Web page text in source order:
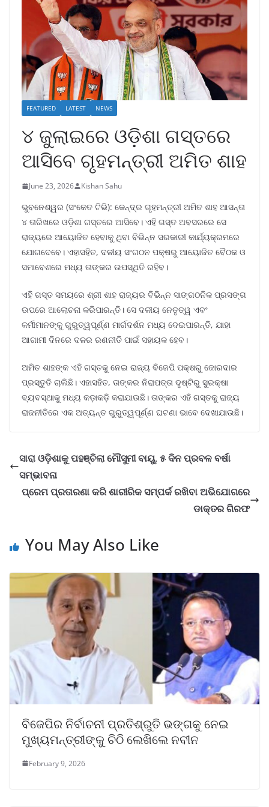
FEATURED LATEST NEWS
୪ ଜୁଲାଇରେ ଓଡ଼ିଶା ଗସ୍ତରେ
ଆସିବେ ଗୃହମନ୍ତ୍ରୀ ଅମିତ ଶାହ
June 23, 2026 Kishan Sahu
ଭୁବନେଶ୍ୱର (ସଂକେତ ଟିଭି): କେନ୍ଦ୍ର ଗୃହମନ୍ତ୍ରୀ ଅମିତ ଶାହ ଆସନ୍ତା
୪ ତାରିଖରେ ଓଡ଼ିଶା ଗସ୍ତରେ ଆସିବେ। ଏହି ଗସ୍ତ ଅବସରରେ ସେ
ରାଜ୍ୟରେ ଆୟୋଜିତ ହେବାକୁ ଥିବା ବିଭିନ୍ନ ସରକାରୀ କାର୍ଯ୍ୟକ୍ରମରେ
ଯୋଗଦେବେ। ଏହାସହିତ, ଦଳୀୟ ସଂଗଠନ ପକ୍ଷରୁ ଆୟୋଜିତ ବୈଠକ ଓ
ସମାବେଶରେ ମଧ୍ୟ ତାଙ୍କର ଉପସ୍ଥିତି ରହିବ।
ଏହି ଗସ୍ତ ସମୟରେ ଶ୍ରୀ ଶାହ ରାଜ୍ୟର ବିଭିନ୍ନ ସାଙ୍ଗଠନିକ ପ୍ରସଙ୍ଗ
ଉପରେ ଆଲୋଚନା କରିପାରନ୍ତି। ସେ ଦଳୀୟ ନେତୃତ୍ୱ ଏବଂ
କର୍ମୀମାନଙ୍କୁ ଗୁରୁତ୍ୱପୂର୍ଣ୍ଣ ମାର୍ଗଦର୍ଶନ ମଧ୍ୟ ଦେଇପାରନ୍ତି, ଯାହା
ଆଗାମୀ ଦିନରେ ଦଳର ରଣନୀତି ପାଇଁ ସହାୟକ ହେବ।
ଅମିତ ଶାହଙ୍କ ଏହି ଗସ୍ତକୁ ନେଇ ରାଜ୍ୟ ବିଜେପି ପକ୍ଷରୁ ଜୋରଦାର
ପ୍ରସ୍ତୁତି ଚାଲିଛି। ଏହାସହିତ, ତାଙ୍କର ନିରାପତ୍ତା ଦୃଷ୍ଟିରୁ ସୁରକ୍ଷା
ବ୍ୟବସ୍ଥାକୁ ମଧ୍ୟ କଡ଼ାକଡ଼ି କରାଯାଉଛି। ତାଙ୍କର ଏହି ଗସ୍ତକୁ ରାଜ୍ୟ
ରାଜନୀତିରେ ଏକ ଅତ୍ୟନ୍ତ ଗୁରୁତ୍ୱପୂର୍ଣ୍ଣ ଘଟଣା ଭାବେ ଦେଖାଯାଉଛି।
ସାରା ଓଡ଼ିଶାକୁ ପହଞ୍ଚିଲା ମୌସୁମୀ ବାୟୁ, ୫ ଦିନ ପ୍ରବଳ ବର୍ଷା
ସମ୍ଭାବନା
ପ୍ରେମ ପ୍ରତାରଣା କରି ଶାରୀରିକ ସମ୍ପର୍କ ରଖିବା ଅଭିଯୋଗରେ
ଡାକ୍ତର ଗିରଫ
You May Also Like
ବିଜେପିର ନିର୍ବାଚନୀ ପ୍ରତିଶ୍ରୁତି ଭଙ୍ଗକୁ ନେଇ
ମୁଖ୍ୟମନ୍ତ୍ରୀଙ୍କୁ ଚିଠି ଲେଖିଲେ ନବୀନ
February 9, 2026